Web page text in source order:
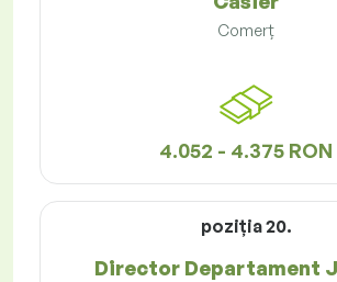
Comerț
4.052 - 4.375 RON
poziţia 20.
Director Departament